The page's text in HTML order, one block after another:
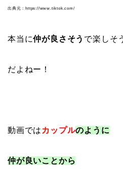
出典元：https://www.tiktok.com/
本当に仲が良さそう で楽しそ
だよねー！
動画では カップルのように
仲が良いことから